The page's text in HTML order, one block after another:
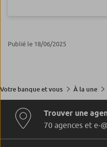
Publié le 18/06/2025
Votre banque et vous À la une
Trouver une
70 agences et e-